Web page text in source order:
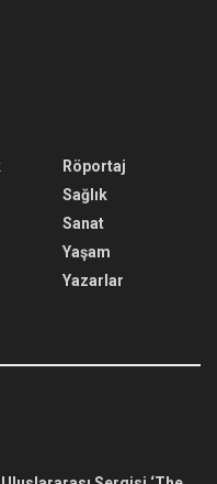
Röportaj
Sağlık
Sanat
Yaşam
Yazarlar